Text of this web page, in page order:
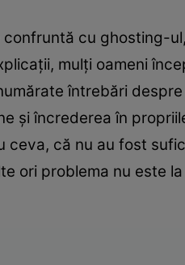
cu ghosting-
mulți oameni
întrebări
și încrederea în
ceva, că nu au fost
ori problema nu este